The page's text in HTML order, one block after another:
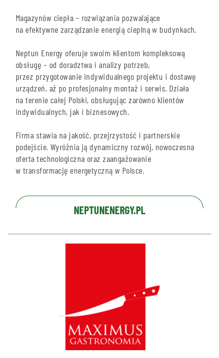
Magazynów ciepła – rozwiązania pozwalające
na efektywne zarządzanie energią cieplną w budynkach.
Neptun Energy oferuje swoim klientom kompleksową
obsługę – od doradztwa i analizy potrzeb,
przez przygotowanie indywidualnego projektu i dostawę
urządzeń, aż po profesjonalny montaż i serwis. Działa
na terenie całej Polski, obsługując zarówno klientów
indywidualnych, jak i biznesowych.
Firma stawia na jakość, przejrzystość i partnerskie
podejście. Wyróżnia ją dynamiczny rozwój, nowoczesna
oferta technologiczna oraz zaangażowanie
w transformację energetyczną w Polsce.
NEPTUNENERGY.PL